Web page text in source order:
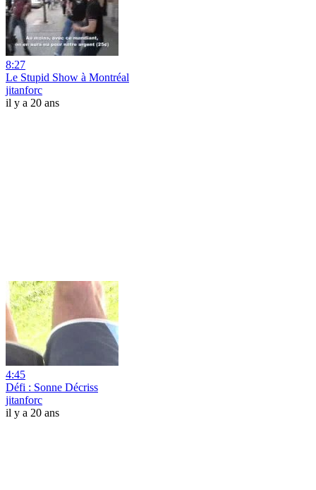
8:27
Le Stupid Show à Montréal
jitanforc
il y a 20 ans
4:45
Défi : Sonne Décriss
jitanforc
il y a 20 ans